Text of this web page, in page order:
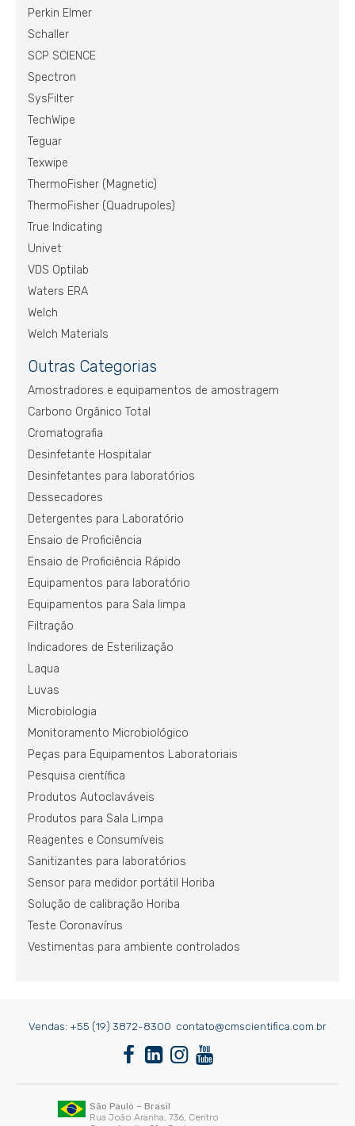
Perkin Elmer
Schaller
SCP SCIENCE
Spectron
SysFilter
TechWipe
Teguar
Texwipe
ThermoFisher (Magnetic)
ThermoFisher (Quadrupoles)
True Indicating
Univet
VDS Optilab
Waters ERA
Welch
Welch Materials
Outras Categorias
Amostradores e equipamentos de amostragem
Carbono Orgânico Total
Cromatografia
Desinfetante Hospitalar
Desinfetantes para laboratórios
Dessecadores
Detergentes para Laboratório
Ensaio de Proficiência
Ensaio de Proficiência Rápido
Equipamentos para laboratório
Equipamentos para Sala limpa
Filtração
Indicadores de Esterilização
Laqua
Luvas
Microbiologia
Monitoramento Microbiológico
Peças para Equipamentos Laboratoriais
Pesquisa científica
Produtos Autoclaváveis
Produtos para Sala Limpa
Reagentes e Consumíveis
Sanitizantes para laboratórios
Sensor para medidor portátil Horiba
Solução de calibração Horiba
Teste Coronavírus
Vestimentas para ambiente controlados
Vendas: +55 (19) 3872-8300 contato@cmscientifica.com.br
São Paulo – Brasil
Rua João Aranha, 736, Centro